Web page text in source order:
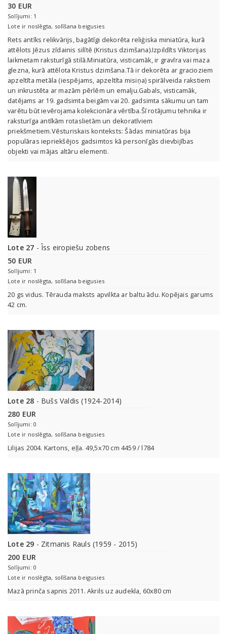
30 EUR
Solījumi: 1
Lote ir noslēgta, solīšana beigusies
Rets antīks relikvārijs, bagātīgi dekorēta reliģiska miniatūra, kurā
attēlots Jēzus zīdainis silītē (Kristus dzimšana).Izpildīts Viktorijas
laikmetam raksturīgā stilā.Miniatūra, visticamāk, ir gravīra vai maza
glezna, kurā attēlota Kristus dzimšana.Tā ir dekorēta ar gracioziem
apzeltīta metāla (iespējams, apzeltīta misiņa) spirālveida rakstiem
un inkrustēta ar mazām pērlēm un emalju.Gabals, visticamāk,
datējams ar 19. gadsimta beigām vai 20. gadsimta sākumu un tam
varētu būt ievērojama kolekcionāra vērtība.Šī rotājumu tehnika ir
raksturīga antīkām rotaslietām un dekoratīviem
priekšmetiem.Vēsturiskais konteksts: Šādas miniatūras bija
populāras iepriekšējos gadsimtos kā personīgās dievbijības
objekti vai mājas altāru elementi.
Lote 27 - Īss eiropiešu zobens
50 EUR
Solījumi: 1
Lote ir noslēgta, solīšana beigusies
20 gs vidus. Tērauda maksts apvilkta ar baltu ādu. Kopējais garums
42 cm.
Lote 28 - Bušs Valdis (1924-2014)
280 EUR
Solījumi: 0
Lote ir noslēgta, solīšana beigusies
Lilijas 2004. Kartons, eļļa. 49,5x70 cm 4459 / l784
Lote 29 - Zitmanis Rauls (1959 - 2015)
200 EUR
Solījumi: 0
Lote ir noslēgta, solīšana beigusies
Mazā prinča sapnis 2011. Akrils uz audekla, 60x80 cm